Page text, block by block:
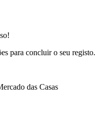
para concluir o seu registo.
das Casas